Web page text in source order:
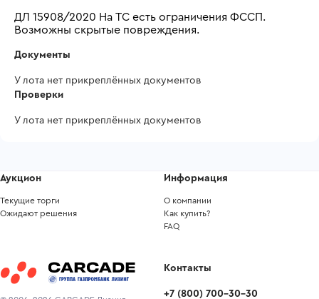
ДЛ 15908/2020 На ТС есть ограничения ФССП.
Возможны скрытые повреждения.
Документы
У лота нет прикреплённых документов
Проверки
У лота нет прикреплённых документов
Аукцион
Текущие торги
Ожидают решения
Информация
О компании
Как купить?
FAQ
Контакты
+7 (800) 700-30-30